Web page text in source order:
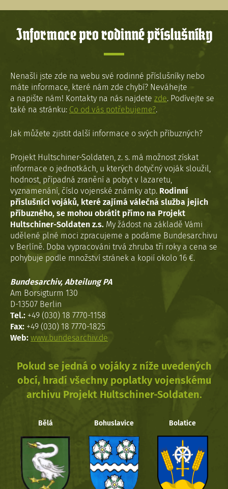
Informace pro rodinné příslušníky
Nenašli jste zde na webu své rodinné příslušníky nebo
máte informace, které nám zde chybí? Neváhejte
a napište nám! Kontakty na nás najdete zde. Podívejte se
také na stránku: Co od vás potřebujeme?.
Jak můžete zjistit další informace o svých příbuzných?
Projekt Hultschiner-Soldaten, z. s. má možnost získat
informace o jednotkách, u kterých dotyčný voják sloužil,
hodnost, případná zranění a pobyt v lazaretu,
vyznamenání, číslo vojenské známky atp. Rodinní
příslušníci vojáků, které zajímá válečná služba jejich
příbuzného, se mohou obrátit přímo na Projekt
Hultschiner-Soldaten z.s. My žádost na základě Vámi
udělené plné moci zpracujeme a podáme Bundesarchivu
v Berlíně. Doba vypracováni trvá zhruba tři roky a cena se
pohybuje podle množství stránek a kopií okolo 16 €.
Bundesarchiv, Abteilung PA
Am Borsigturm 130
D-13507 Berlin
Tel.: +49 (030) 18 7770-1158
Fax: +49 (030) 18 7770-1825
Web: www.bundesarchiv.de
Pokud se jedná o vojáky z níže uvedených
obcí, hradí všechny poplatky vojenskému
archivu Projekt Hultschiner-Soldaten.
Bělá Bohuslavice Bolatice